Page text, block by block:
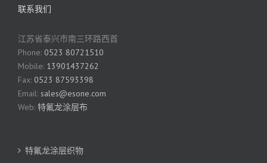
联系我们
江苏省泰兴市南三环路西首
Phone: 0523 80721510
Mobile: 13901437262
Fax: 0523 87593398
Email: sales@esone.com
Web: 特氟龙涂层布
特氟龙涂层织物